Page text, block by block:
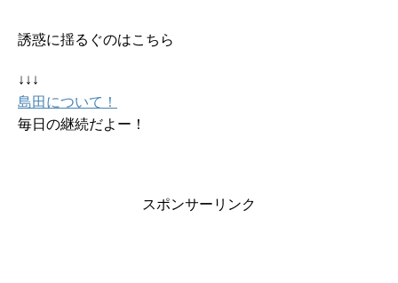
誘惑に揺るぐのはこちら
↓↓↓
島田について！
毎日の継続だよー！
スポンサーリンク